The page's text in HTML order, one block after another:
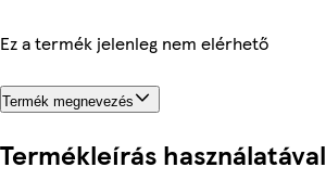
Ez a termék jelenleg nem elérhető
Termék megnevezés
Termékleírás használatával